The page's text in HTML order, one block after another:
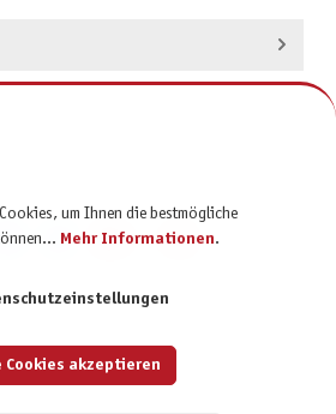
um Ihnen die bestmögliche
Mehr Informationen.
Cookies akzeptieren